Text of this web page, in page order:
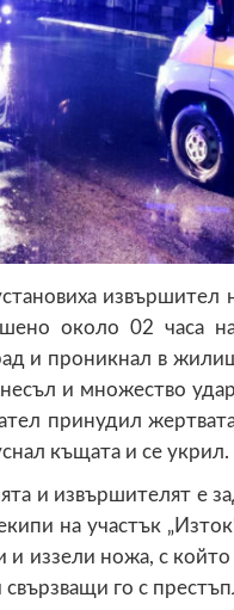
извършител
около 02 часа
и проникнал в
и множество
принудил
къщата и се укрил.
и извършителят е
на участък
иззели ножа, с
го с